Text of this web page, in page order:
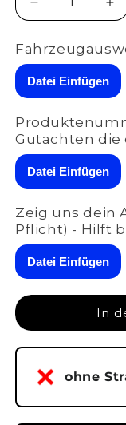
Verringere
die
Menge
ASR
|
für
Corvette
C8
|
A-
001-
033
die
|
für
C8
|
A-
033
Datei Einfügen
Gutachten die
Datei Einfügen
Zeig uns dein
Pflicht) - Hilft
Datei Einfügen
In
ohne